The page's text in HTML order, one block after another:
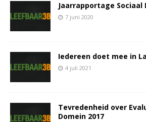
Jaarrapportage Sociaal
7 juni 2020
Iedereen doet mee in
4 juli 2021
Tevredenheid over
Domein 2017